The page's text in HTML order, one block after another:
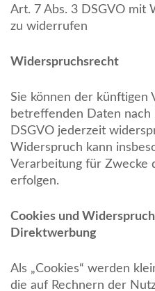
Art. 7 Abs. 3 DSGVO mit
zu widerrufen
Widerspruchsrecht
Sie können der künftigen
betreffenden Daten nach
DSGVO jederzeit
Widerspruch kann
Verarbeitung für Zwecke
erfolgen.
Cookies und
Direktwerbung
Als „Cookies“ werden
die auf Rechnern der